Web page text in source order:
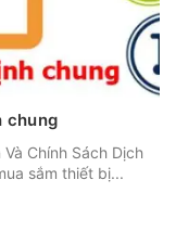
chung
Chính Sách Dịch
sắm thiết bị...